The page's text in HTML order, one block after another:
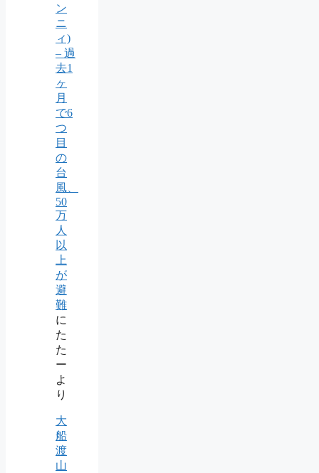
ン
ニ
ィ)
– 過
去1
ヶ
月
で6
つ
目
の
台
風、
50
万
人
以
上
が
避
難
に
た
た
ー
よ
り
大
船
渡
山